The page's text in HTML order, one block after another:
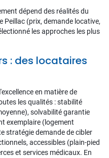
dépend des réalités du
Peillac (prix, demande locative,
les approches les plus
: des locataires
en matière de
les qualités : stabilité
solvabilité garantie
exemplaire (logement
stratégie demande de cibler
accessibles (plain-pied
et services médicaux. En